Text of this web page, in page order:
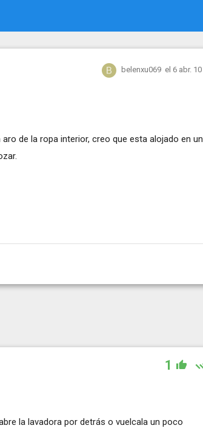
belenxu069 el 6 abr. 10
de la ropa interior, creo que esta alojado en un
1
la lavadora por detrás o vuelcala un poco